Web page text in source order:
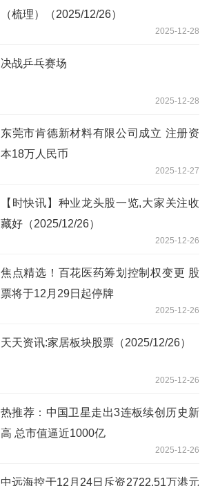
（梳理）（2025/12/26）
2025-12-28
决战乒乓赛场
2025-12-28
东莞市肯德新材料有限公司成立 注册资
本18万人民币
2025-12-27
【时快讯】种业龙头股一览,大家关注收
藏好（2025/12/26）
2025-12-26
焦点精选！百花医药筹划控制权变更 股
票将于12月29日起停牌
2025-12-26
天天资讯:家居板块股票（2025/12/26）
2025-12-26
热推荐：中国卫星走出3连板续创历史新
高 总市值逼近1000亿
2025-12-26
中远海控于12月24日斥资2722.51万港元